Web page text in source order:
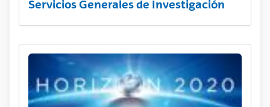
Servicios Generales de Investigación